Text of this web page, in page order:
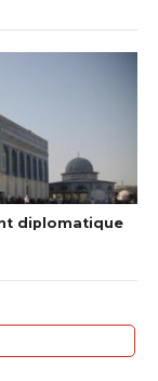
diplomatique